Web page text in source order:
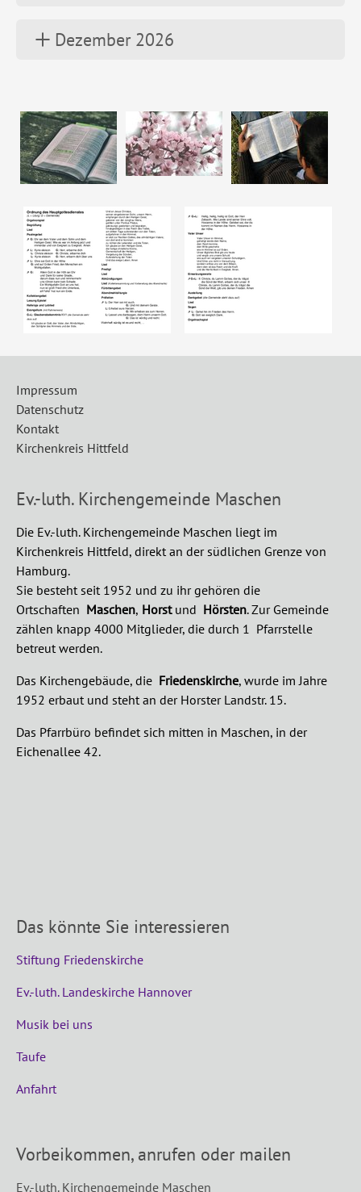
Dezember 2026
Show larger version Show larger version
Impressum
Datenschutz
Kontakt
Kirchenkreis Hittfeld
Ev.-luth. Kirchengemeinde Maschen
Die Ev.-luth. Kirchengemeinde Maschen liegt im
Kirchenkreis Hittfeld, direkt an der südlichen Grenze von
Hamburg.
Sie besteht seit 1952 und zu ihr gehören die
Ortschaften Maschen, Horstund Hörsten.Zur Gemeinde
zählen knapp 4000 Mitglieder, die durch 1 Pfarrstelle
betreut werden.
Das Kirchengebäude, die Friedenskirche, wurde im Jahre
1952 erbaut und steht an der Horster Landstr. 15.
Das Pfarrbüro befindet sich mitten in Maschen, in der
Eichenallee 42.
Das könnte Sie interessieren
Stiftung Friedenskirche
Ev.-luth. Landeskirche Hannover
Musik bei uns
Taufe
Anfahrt
Vorbeikommen, anrufen oder mailen
Ev.-luth. Kirchengemeinde Maschen